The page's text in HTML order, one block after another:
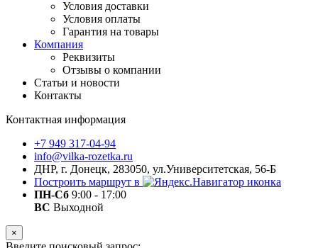
Условия доставки
Условия оплаты
Гарантия на товары
Компания
Реквизиты
Отзывы о компании
Статьи и новости
Контакты
Контактная информация
+7 949 317-04-94
info@vilka-rozetka.ru
ДНР, г. Донецк, 283050, ул.Университетская, 56-Б
Построить маршрут в
ПН-Сб 9:00 - 17:00
ВС Выходной
×